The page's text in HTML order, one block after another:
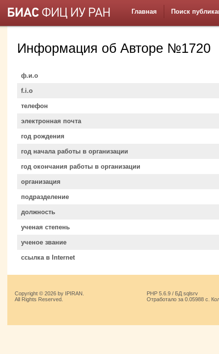
Главная Поиск
Информация об Авторе №1720
ф.и.о
f.i.o
телефон
электронная почта
год рождения
год начала работы в организации
год окончания работы в организации
организация
подразделение
должность
ученая степень
ученое звание
ссылка в Internet
Copyright © 2026 by IPIRAN.
All Rights Reserved.
PHP 5.6.9 / БД sqlsrv
Отработало за 0.05988 с.